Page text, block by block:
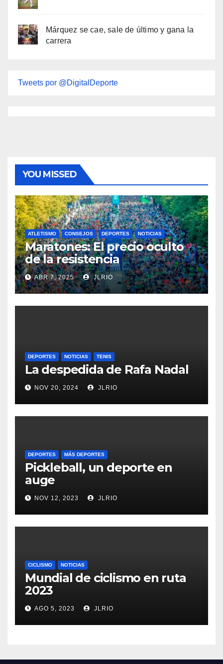
Márquez se cae, sale de último y gana la
carrera
Tweets por @DigitalDeporte
YOU MISSED
ATLETISMO CONSEJOS DEPORTES NOTICIAS
Maratones: El precio oculto
de la resistencia
ABR 7, 2025 JLRIO
DEPORTES NOTICIAS TENIS
La despedida de Rafa Nadal
NOV 20, 2024 JLRIO
DEPORTES MÁS DEPORTES
Pickleball, un deporte en
auge
NOV 12, 2023 JLRIO
CICLISMO NOTICIAS
Mundial de ciclismo en ruta
2023
AGO 5, 2023 JLRIO